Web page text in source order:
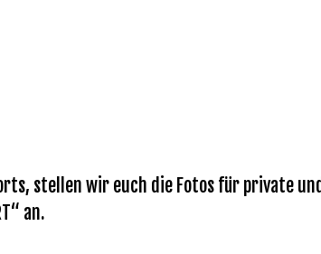
stellen wir euch die Fotos für private
an.